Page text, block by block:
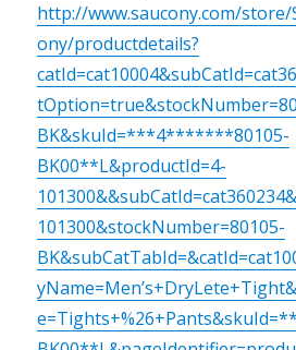
http://www.saucony.com/
ony/productdetails?
BK&skuId=***4*******80105-
BK00**L&productId=4-
101300&stockNumber=80105-